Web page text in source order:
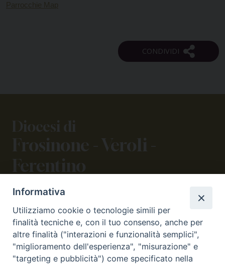
Parrocchie Map
Diocesi di
Frosinone - Veroli -
Ferentino
CONTATTI
viale Volsci 105 (ex via dei Monti Lepini)
03100 Frosinone (FR)
tel. 0775.290973 - 0775.290852
curia@diocesifrosinone.it
Informativa
Utilizziamo cookie o tecnologie simili per
finalità tecniche e, con il tuo consenso, anche per
altre finalità ("interazioni e funzionalità semplici",
"miglioramento dell'esperienza", "misurazione" e
"targeting e pubblicità") come specificato nella